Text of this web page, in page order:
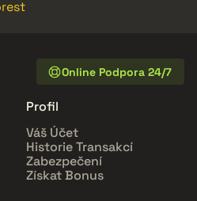
Online Podpora 24/7
Profil
Váš Účet
Historie Transakcí
Zabezpečení
Získat Bonus